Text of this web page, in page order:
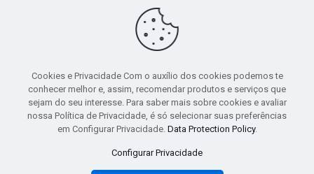
© 2020 - Yoshie & Maia Corretora de Seguros Ltda - CNPJ:
05.459.716/0001-75 - SUSEP: 100637106 AV DOS
PAVIMENTO - CEP 06.020-012 - VILA YARA - OSASCO - UF SP -
TELEFONE - (11) 8251-9266
Cookies e Privacidade Com o auxílio dos cookies podemos te
conhecer melhor e, assim, recomendar produtos e serviços que
sejam do seu interesse. Para saber mais sobre cookies e avaliar
nossa Política de Privacidade, é só selecionar suas preferências
em Configurar Privacidade. Data Protection Policy.
Configurar Privacidade
1.23, user_data: { email_address: 'johnsmith@email.com', phone_number:
'1234567890', address: { first_name: 'john', last_name: 'smith', city: